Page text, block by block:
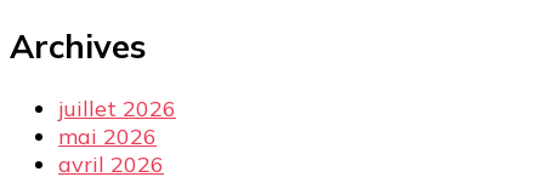
Archives
juillet 2026
mai 2026
avril 2026